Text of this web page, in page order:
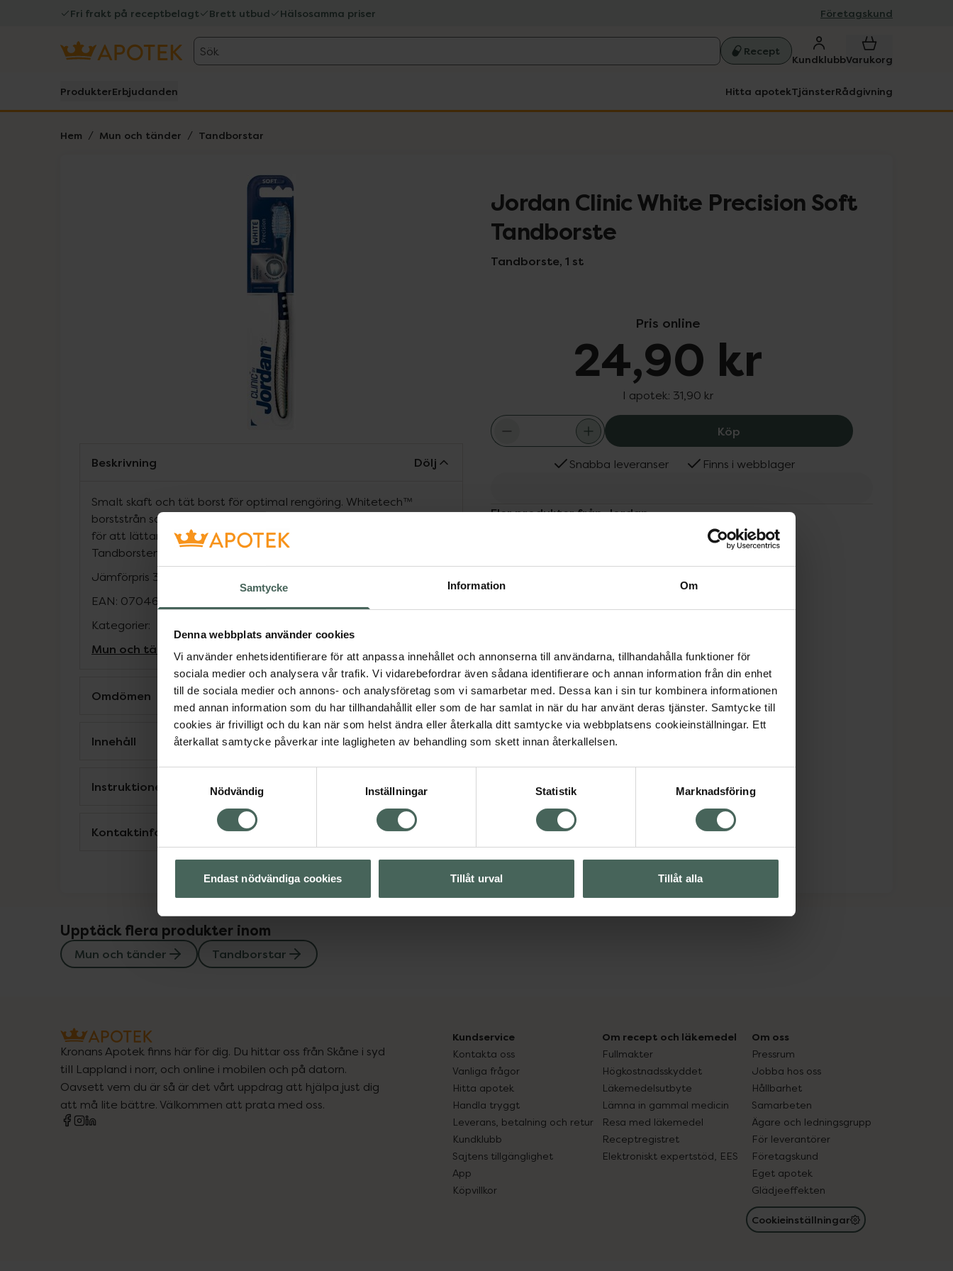
Samtycke Information Om
Denna webbplats använder cookies
Vi använder enhetsidentifierare för att anpassa innehållet och annonserna till användarna, tillhandahålla funktioner för
sociala medier och analysera vår trafik. Vi vidarebefordrar även sådana identifierare och annan information från din enhet
till de sociala medier och annons- och analysföretag som vi samarbetar med. Dessa kan i sin tur kombinera informationen
med annan information som du har tillhandahållit eller som de har samlat in när du har använt deras tjänster. Samtycke till
cookies är frivilligt och du kan när som helst ändra eller återkalla ditt samtycke via webbplatsens cookieinställningar. Ett
återkallat samtycke påverkar inte lagligheten av behandling som skett innan återkallelsen.
Nödvändig
Inställningar Statistik Marknadsföring
Endast nödvändiga cookies Tillåt urval Tillåt alla
Fri frakt på receptbelagt Brett utbud Hälsosamma priser Företagskund
Sök Recept
KundklubbVarukorg
ProdukterErbjudanden Hitta apotekTjänsterRådgivning
Hem Mun och tänder Tandborstar
Lista: . Innehåller 1 objekt.
Jordan Clinic White Precision Soft
Tandborste
Tandborste, 1 st
Pris online
24,90 kr
I apotek: 31,90 kr
Köp Jordan Clinic White Precision Soft
Snabba leveranser Finns i webblager
Fler produkter från Jordan
Beskrivning Dölj
Smalt skaft och tät borst för optimal rengöring. Whitetech™
borststrån som effektivt tar bort fläckar på dina tänder. Active Tip
för att lättare komma åt speciellt bra för tänderna längst bak.
Tandborsten finns i olika färger. Vilken du får blir en överraskning!
Jämförpris 31,90 kr
EAN: 07046110034743
Kategorier:
Mun och tänder Tandborstar
Omdömen Visa
Innehåll Visa
Instruktioner Visa
Kontaktinfo tillverkare Visa
Upptäck flera produkter inom
Mun och tänder Tandborstar
Kronans Apotek finns här för dig. Du hittar oss från Skåne i syd
till Lappland i norr, och online i mobilen och på datorn.
Oavsett vem du är så är det vårt uppdrag att hjälpa just dig
att må lite bättre. Välkommen att prata med oss.
Kundservice
Kontakta oss
Vanliga frågor
Hitta apotek
Handla tryggt
Leverans, betalning och retur
Kundklubb
Sajtens tillgänglighet
App
Köpvillkor
Om recept och läkemedel
Fullmakter
Högkostnadsskyddet
Läkemedelsutbyte
Lämna in gammal medicin
Resa med läkemedel
Receptregistret
Elektroniskt expertstöd, EES
Om oss
Pressrum
Jobba hos oss
Hållbarhet
Samarbeten
Ägare och ledningsgrupp
För leverantörer
Företagskund
Eget apotek
Glädjeeffekten
Cookieinställningar